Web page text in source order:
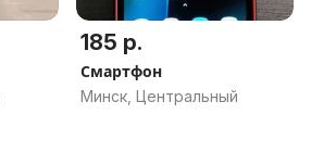
185 р.
Смартфон
Минск, Центральный